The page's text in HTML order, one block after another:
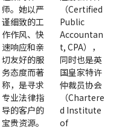
师。她以严
谨细致的工
作作风、快
速响应和亲
切友好的服
务态度而著
称，是寻求
专业法律指
导的客户的
宝贵资源。
（Certified
Public
Accountan
t, CPA），
同时也是英
国皇家特许
仲裁员协会
（Chartere
d Institute
of